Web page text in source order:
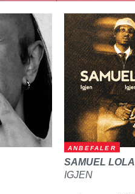
ANBEFALER
SAMUEL LOLA
IGJEN